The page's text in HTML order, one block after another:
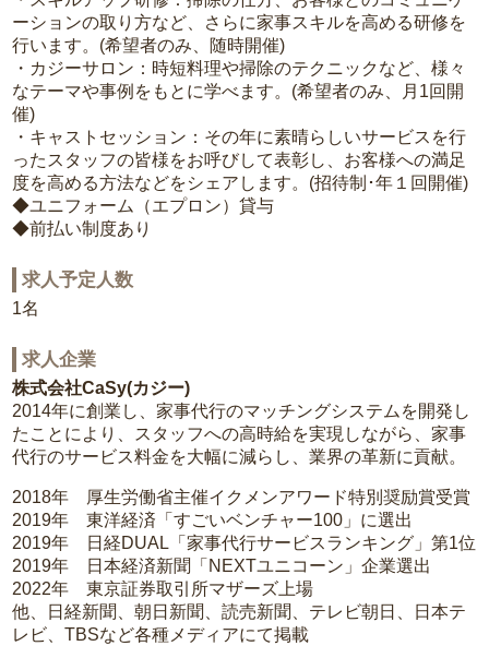
ーションの取り方など、さらに家事スキルを高める研修を
行います。(希望者のみ、随時開催)
・カジーサロン：時短料理や掃除のテクニックなど、様々
なテーマや事例をもとに学べます。(希望者のみ、月1回開
催)
・キャストセッション：その年に素晴らしいサービスを行
ったスタッフの皆様をお呼びして表彰し、お客様への満足
度を高める方法などをシェアします。(招待制･年１回開催)
◆ユニフォーム（エプロン）貸与
◆前払い制度あり
求人予定人数
1名
求人企業
株式会社CaSy(カジー)
2014年に創業し、家事代行のマッチングシステムを開発し
たことにより、スタッフへの高時給を実現しながら、家事
代行のサービス料金を大幅に減らし、業界の革新に貢献。
2018年 厚生労働省主催イクメンアワード特別奨励賞受賞
2019年 東洋経済「すごいベンチャー100」に選出
2019年 日経DUAL「家事代行サービスランキング」第1位
2019年 日本経済新聞「NEXTユニコーン」企業選出
2022年 東京証券取引所マザーズ上場
他、日経新聞、朝日新聞、読売新聞、テレビ朝日、日本テ
レビ、TBSなど各種メディアにて掲載